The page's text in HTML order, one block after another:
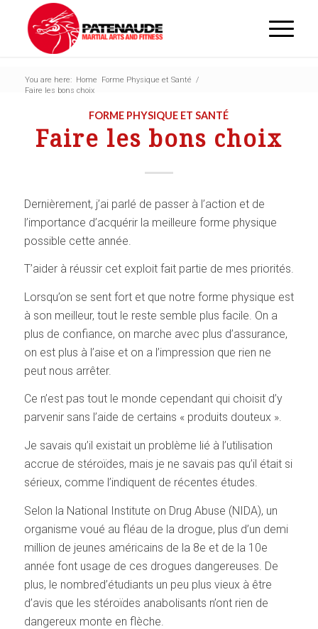
You are here: Home Forme Physique et Santé /
Faire les bons choix
FORME PHYSIQUE ET SANTÉ
Faire les bons choix
Dernièrement, j’ai parlé de passer à l’action et de
l’importance d’acquérir la meilleure forme physique
possible cette année.
T’aider à réussir cet exploit fait partie de mes priorités.
Lorsqu’on se sent fort et que notre forme physique est
à son meilleur, tout le reste semble plus facile. On a
plus de confiance, on marche avec plus d’assurance,
on est plus à l’aise et on a l’impression que rien ne
peut nous arrêter.
Ce n’est pas tout le monde cependant qui choisit d’y
parvenir sans l’aide de certains « produits douteux ».
Je savais qu’il existait un problème lié à l’utilisation
accrue de stéroïdes, mais je ne savais pas qu’il était si
sérieux, comme l’indiquent de récentes études.
Selon la National Institute on Drug Abuse (NIDA), un
organisme voué au fléau de la drogue, plus d’un demi
million de jeunes américains de la 8e et de la 10e
année font usage de ces drogues dangereuses. De
plus, le nombred’étudiants un peu plus vieux à être
d’avis que les stéroïdes anabolisants n’ont rien de
dangereux monte en flèche.